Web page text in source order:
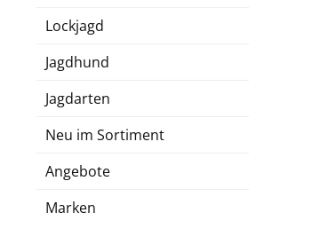
Lockjagd
Jagdhund
Jagdarten
Neu im Sortiment
Angebote
Marken